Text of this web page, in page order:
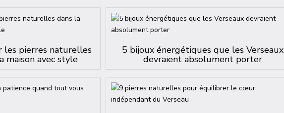
les pierres naturelles
maison avec style
5 bijoux énergétiques que les Verseaux
devraient absolument porter